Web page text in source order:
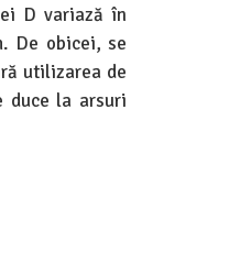
D variază în
De obicei, se
utilizarea de
duce la arsuri